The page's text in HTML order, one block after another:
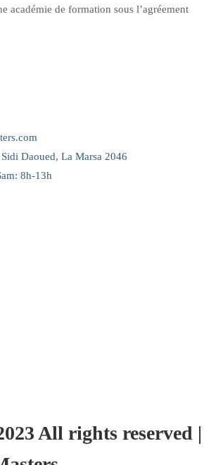
académie de formation sous l’agréement
Daoued, La Marsa 2046
8h-13h
All rights reserved |